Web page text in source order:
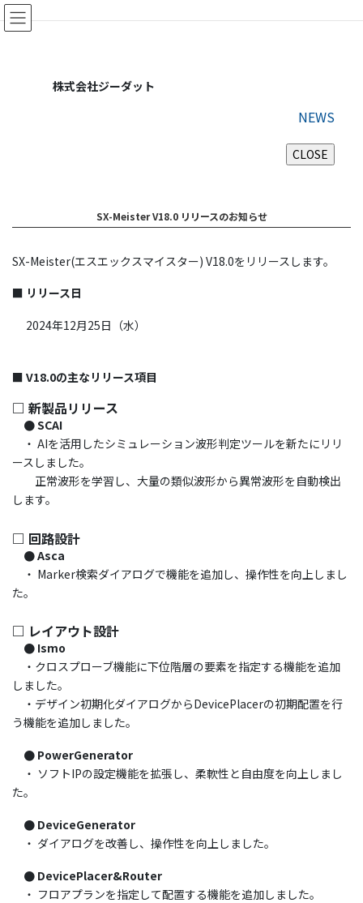
コ
ン
ナ
ビ
株式会社ジーダット
NEWS
SX-Meister V18.0 リリースのお知らせ
SX-Meister(エスエックスマイスター) V18.0をリリースします。
■ リリース日
2024年12月25日（水）
■ V18.0の主なリリース項目
□ 新製品リリース
● SCAI
・ AIを活用したシミュレーション波形判定ツールを新たにリリ
ースしました。
正常波形を学習し、大量の類似波形から異常波形を自動検出
します。
□ 回路設計
● Asca
・ Marker検索ダイアログで機能を追加し、操作性を向上しまし
た。
□ レイアウト設計
● Ismo
・クロスプローブ機能に下位階層の要素を指定する機能を追加
しました。
・デザイン初期化ダイアログからDevicePlacerの初期配置を行
う機能を追加しました。
● PowerGenerator
・ ソフトIPの設定機能を拡張し、柔軟性と自由度を向上しまし
た。
● DeviceGenerator
・ ダイアログを改善し、操作性を向上しました。
● DevicePlacer&Router
・ フロアプランを指定して配置する機能を追加しました。